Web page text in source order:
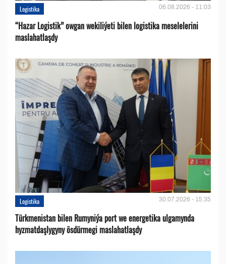
Logistika 06.08.2026 - 11:03
“Hazar Logistik” owgan wekiliýeti bilen logistika meselelerini
maslahatlaşdy
Logistika 30.07.2026 - 15:35
Türkmenistan bilen Rumyniýa port we energetika ulgamynda
hyzmatdaşlygyny ösdürmegi maslahatlaşdy